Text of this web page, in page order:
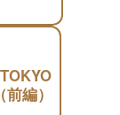
編）